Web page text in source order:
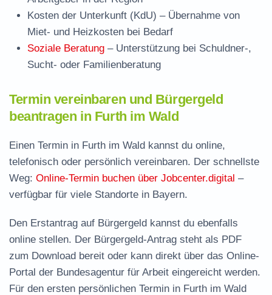
Kosten der Unterkunft (KdU) – Übernahme von
Miet- und Heizkosten bei Bedarf
Soziale Beratung – Unterstützung bei Schuldner-,
Sucht- oder Familienberatung
Termin vereinbaren und Bürgergeld
beantragen in Furth im Wald
Einen Termin in Furth im Wald kannst du online,
telefonisch oder persönlich vereinbaren. Der schnellste
Weg: Online-Termin buchen über Jobcenter.digital –
verfügbar für viele Standorte in Bayern.
Den Erstantrag auf Bürgergeld kannst du ebenfalls
online stellen. Der Bürgergeld-Antrag steht als PDF
zum Download bereit oder kann direkt über das Online-
Portal der Bundesagentur für Arbeit eingereicht werden.
Für den ersten persönlichen Termin in Furth im Wald